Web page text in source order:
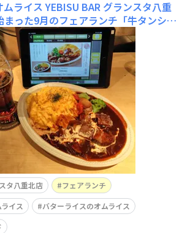
ライス YEBISU BAR グランスタ八重
った9月のフェアランチ「牛タンシチ
を早速いただきました🍲バターライスの
ューの相性良く美味しい😋ブラック＆
に🍺
タ八重北店
フェアランチ
イス
バターライスのオムライス